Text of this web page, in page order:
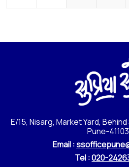
E/15, Nisarg, Market Yard,
Pune-
Email :
Tel :020-